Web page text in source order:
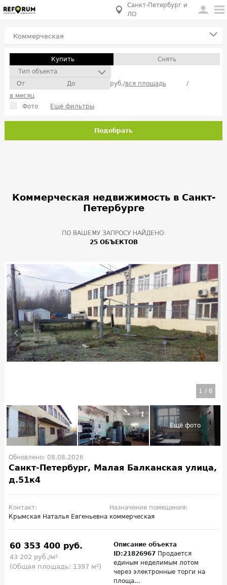
Санкт-Петербург и
ЛО
Коммерческая
Купить
Снять
Тип объекта
руб./вся площадь
/
в месяц
Фото
Ещё фильтры
Подобрать
Коммерческая недвижимость в Санкт-
Петербурге
ПО ВАШЕМУ ЗАПРОСУ НАЙДЕНО:
25 ОБЪЕКТОВ
1 / 6
Обновлено: 08.08.2026
Санкт-Петербург, Малая Балканская улица,
д.51к4
Контакт:
Крымская Наталья Евгеньевна
Назначение помещения:
коммерческая
60 353 400 руб.
43 202 руб./м²
(Общая площадь: 1397 м²)
Описание объекта
ID:21826967 Продается
единым неделимым лотом
через электронные торги на
площа...